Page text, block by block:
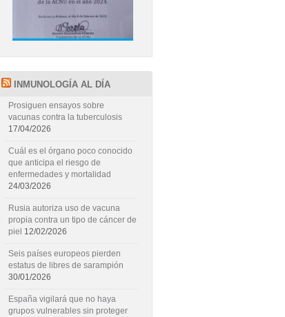
INMUNOLOGÍA AL DÍA
Prosiguen ensayos sobre
vacunas contra la tuberculosis
17/04/2026
Cuál es el órgano poco conocido
que anticipa el riesgo de
enfermedades y mortalidad
24/03/2026
Rusia autoriza uso de vacuna
propia contra un tipo de cáncer de
piel 12/02/2026
Seis países europeos pierden
estatus de libres de sarampión
30/01/2026
España vigilará que no haya
grupos vulnerables sin proteger